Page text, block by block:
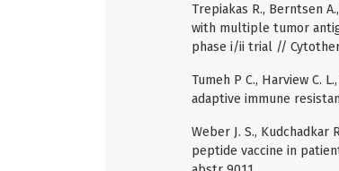
Trepiakas R., Berntsen
with multiple tumor
phase i/ii trial //
Tumeh P C., Harview C.
adaptive immune
Weber J. S., Kudchadkar
peptide vaccine in